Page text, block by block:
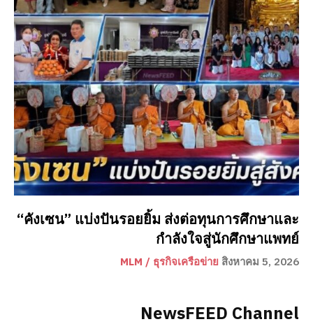
“คังเซน” แบ่งปันรอยยิ้ม ส่งต่อทุนการศึกษาและ
กำลังใจสู่นักศึกษาแพทย์
MLM / ธุรกิจเครือข่าย สิงหาคม 5, 2026
NewsFEED Channel